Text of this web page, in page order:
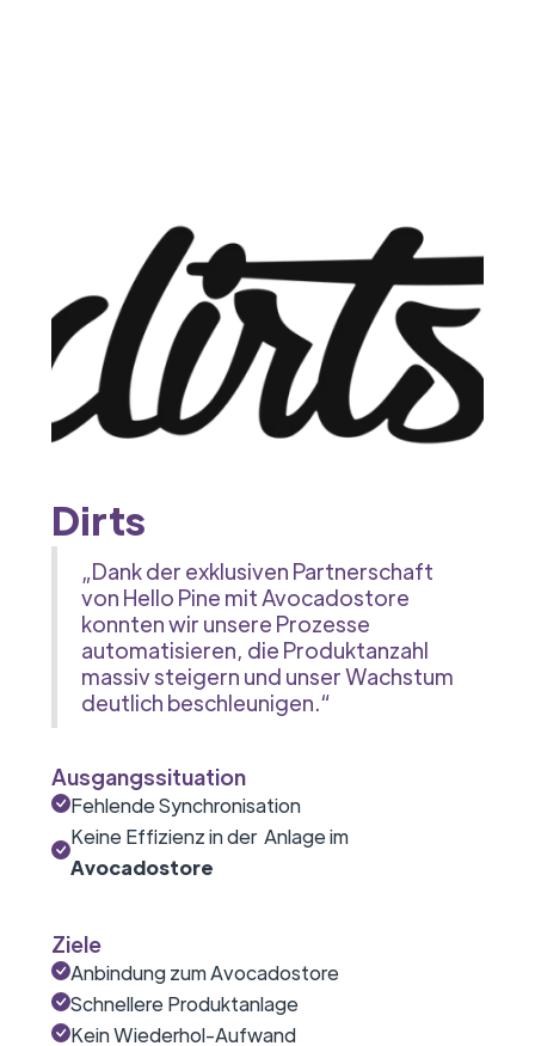
Dirts
„Dank der exklusiven Partnerschaft
von Hello Pine mit Avocadostore
konnten wir unsere Prozesse
automatisieren, die Produktanzahl
massiv steigern und unser Wachstum
deutlich beschleunigen.“
Ausgangssituation
Fehlende Synchronisation
Keine Effizienz in der Anlage im
Avocadostore
Ziele
Anbindung zum Avocadostore
Schnellere Produktanlage
Kein Wiederhol-Aufwand